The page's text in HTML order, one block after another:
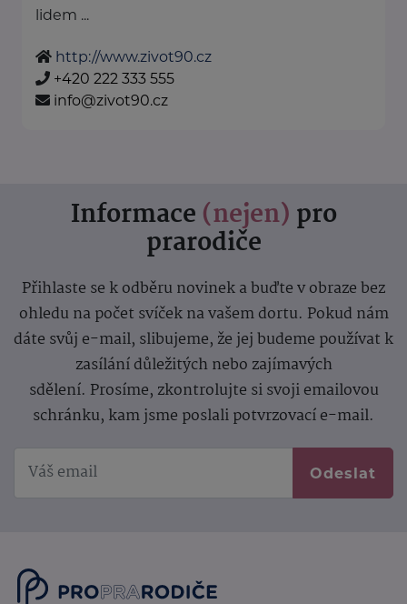
lidem ...
http://www.zivot90.cz
+420 222 333 555
info@zivot90.cz
Informace (nejen) pro
prarodiče
Přihlaste se k odběru novinek a buďte v obraze bez
ohledu na počet svíček na vašem dortu. Pokud nám
dáte svůj e-mail, slibujeme, že jej budeme používat k
zasílání důležitých nebo zajímavých
sdělení. Prosíme, zkontrolujte si svoji emailovou
schránku, kam jsme poslali potvrzovací e-mail.
Odeslat